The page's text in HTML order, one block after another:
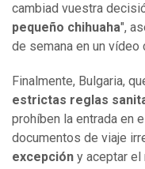
cambiad vuestra
pequeño chihuaha",
de semana en un
Finalmente, Bulgaria,
estrictas reglas
prohíben la entrada en
documentos de viaje
excepción y aceptar el